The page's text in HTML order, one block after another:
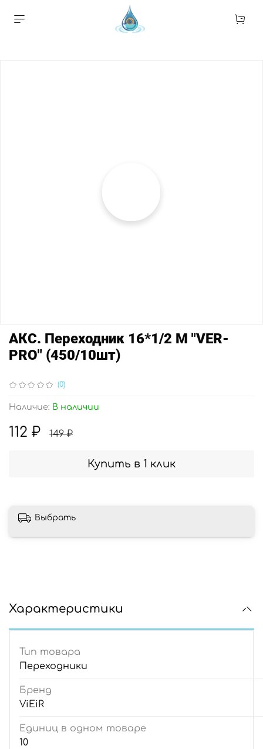
(0)
Наличие: В наличии
АКС. Переходник 16*1/2 M "VER-
PRO" (450/10шт)
112 ₽ 149 ₽
Купить в 1 клик
Выбрать
Характеристики
Тип товара
Переходники
Бренд
ViEiR
Единиц в одном товаре
10